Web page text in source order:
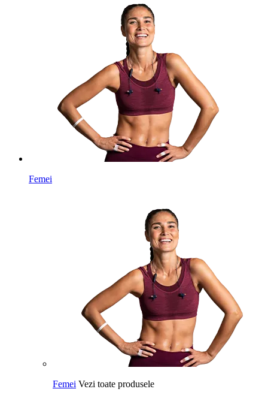
Femei
Femei Vezi toate produsele